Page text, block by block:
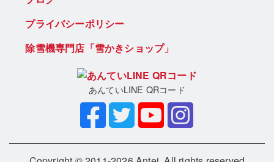
プライバシーポリシー
除雪機専門店「雪かきショップ」
あんていLINE QRコード